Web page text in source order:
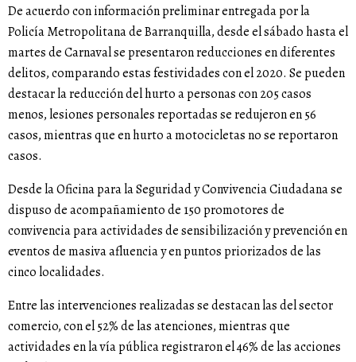
De acuerdo con información preliminar entregada por la
Policía Metropolitana de Barranquilla, desde el sábado hasta el
martes de Carnaval se presentaron reducciones en diferentes
delitos, comparando estas festividades con el 2020. Se pueden
destacar la reducción del hurto a personas con 205 casos
menos, lesiones personales reportadas se redujeron en 56
casos, mientras que en hurto a motocicletas no se reportaron
casos.
Desde la Oficina para la Seguridad y Convivencia Ciudadana se
dispuso de acompañamiento de 150 promotores de
convivencia para actividades de sensibilización y prevención en
eventos de masiva afluencia y en puntos priorizados de las
cinco localidades.
Entre las intervenciones realizadas se destacan las del sector
comercio, con el 52% de las atenciones, mientras que
actividades en la vía pública registraron el 46% de las acciones